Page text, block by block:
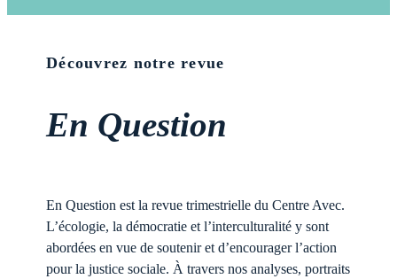
Découvrez notre revue
En Question
En Question est la revue trimestrielle du Centre Avec.
L’écologie, la démocratie et l’interculturalité y sont
abordées en vue de soutenir et d’encourager l’action
pour la justice sociale. À travers nos analyses, portraits